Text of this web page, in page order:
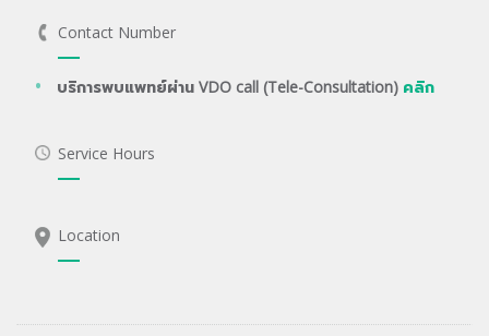
Contact Number
บริการพบแพทย์ผ่าน VDO call (Tele-Consultation) คลิก
Service Hours
Location